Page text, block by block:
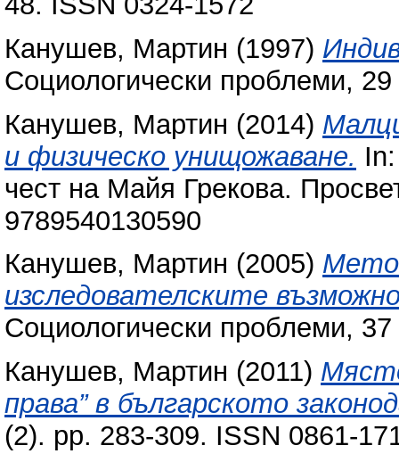
Канушев, Мартин (1997)
Социологически проблеми,
Канушев, Мартин (2014)
и физическо унищожаване.
чест на Майя Грекова.
9789540130590
Канушев, Мартин (2005)
изследователските
Социологически проблеми,
Канушев, Мартин (2011)
права” в българското
(2). pp. 283-309. ISSN 0861-